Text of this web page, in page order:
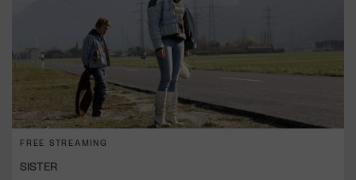
FREE STREAMING
SISTER